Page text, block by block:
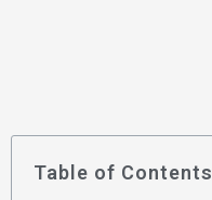
Table of Contents